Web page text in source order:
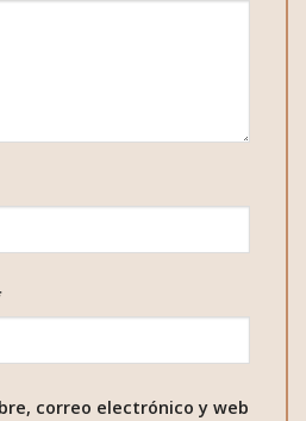
correo electrónico y web